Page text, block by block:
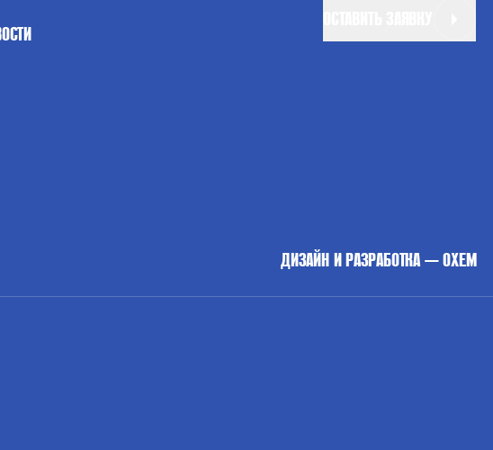
ДИЗАЙН И РАЗРАБОТКА — OXEM